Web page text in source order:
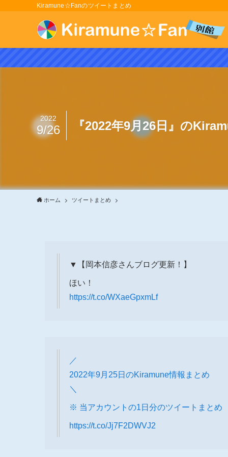
Kiramune☆Fanのツイートまとめ
『2022年9月26日』の
2022
9/26
ホーム ツイートまとめ
▼【岡本信彦さんブログ更新！】
ほい！
https://t.co/WXaeGpxmLf
／
2022年9月25日のKiramune情報まとめ
＼
※ 当アカウントの1日分のツイートまとめ
https://t.co/Jj7F2DWVJ2